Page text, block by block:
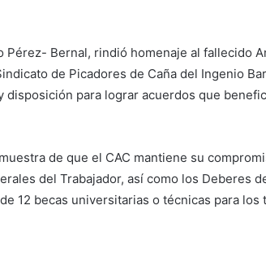
Pérez- Bernal, rindió homenaje al fallecido
de Picadores de Caña del Ingenio
para lograr acuerdos que
de que el CAC mantiene su
del Trabajador, así como los Deberes
12 becas universitarias o técnicas para los